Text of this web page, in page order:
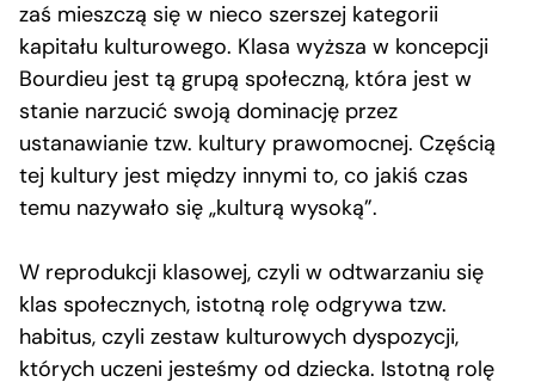
zaś mieszczą się w nieco szerszej kategorii
kapitału kulturowego. Klasa wyższa w koncepcji
Bourdieu jest tą grupą społeczną, która jest w
stanie narzucić swoją dominację przez
ustanawianie tzw. kultury prawomocnej. Częścią
tej kultury jest między innymi to, co jakiś czas
temu nazywało się „kulturą wysoką”.
W reprodukcji klasowej, czyli w odtwarzaniu się
klas społecznych, istotną rolę odgrywa tzw.
habitus, czyli zestaw kulturowych dyspozycji,
których uczeni jesteśmy od dziecka. Istotną rolę